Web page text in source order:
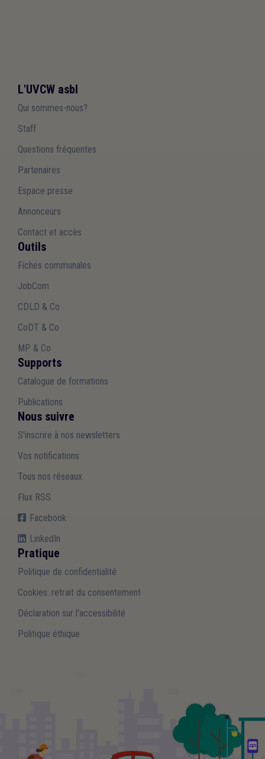
L'UVCW asbl
Qui sommes-nous?
Staff
Questions fréquentes
Partenaires
Espace presse
Annonceurs
Contact et accès
Outils
Fiches communales
JobCom
CDLD & Co
CoDT & Co
MP & Co
Supports
Catalogue de formations
Publications
Nous suivre
S'inscrire à nos newsletters
Vos notifications
Tous nos réseaux
Flux RSS
Facebook
LinkedIn
Pratique
Politique de confidentialité
Cookies: retrait du consentement
Déclaration sur l'accessibilité
Politique éthique